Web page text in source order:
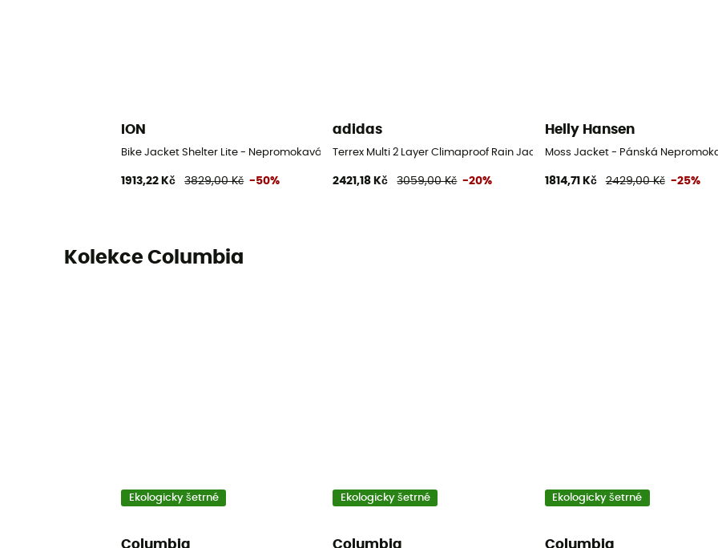
ION
Bike Jacket Shelter Lite - Nepromokavá bunda
1913,22 Kč 3829,00 Kč -50%
adidas
Terrex Multi 2 Layer Climaproof Rain Jacket - Pánská nepromokavá bunda
2421,18 Kč 3059,00 Kč -20%
Helly Hansen
Moss Jacket - Pánská
1814,71 Kč 2429,00 Kč -25%
Kolekce Columbia
Ekologicky šetrné
Columbia
Ekologicky šetrné
Columbia
Ekologicky šetrné
Columbia